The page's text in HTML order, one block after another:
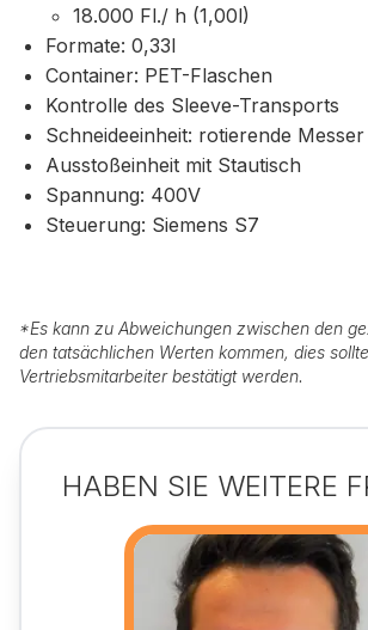
18.000 Fl./ h (1,00l)
Formate: 0,33l
Container: PET-Flaschen
Kontrolle des Sleeve-Transports
Schneideeinheit: rotierende Messer
Ausstoßeinheit mit Stautisch
Spannung: 400V
Steuerung: Siemens S7
*Es kann zu Abweichungen zwischen den
den tatsächlichen Werten kommen, dies
Vertriebsmitarbeiter bestätigt werden.
HABEN SIE WEITERE